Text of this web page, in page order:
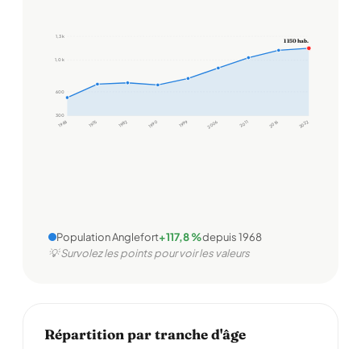
300
600
1,0 k
1,3 k
1968 1975 1982 1990 1999 2006 2011 2016 2022
1 150 hab.
Population Anglefort+117,8 %depuis 1968
💡 Survolez les points pour voir les valeurs
Répartition par tranche d'âge